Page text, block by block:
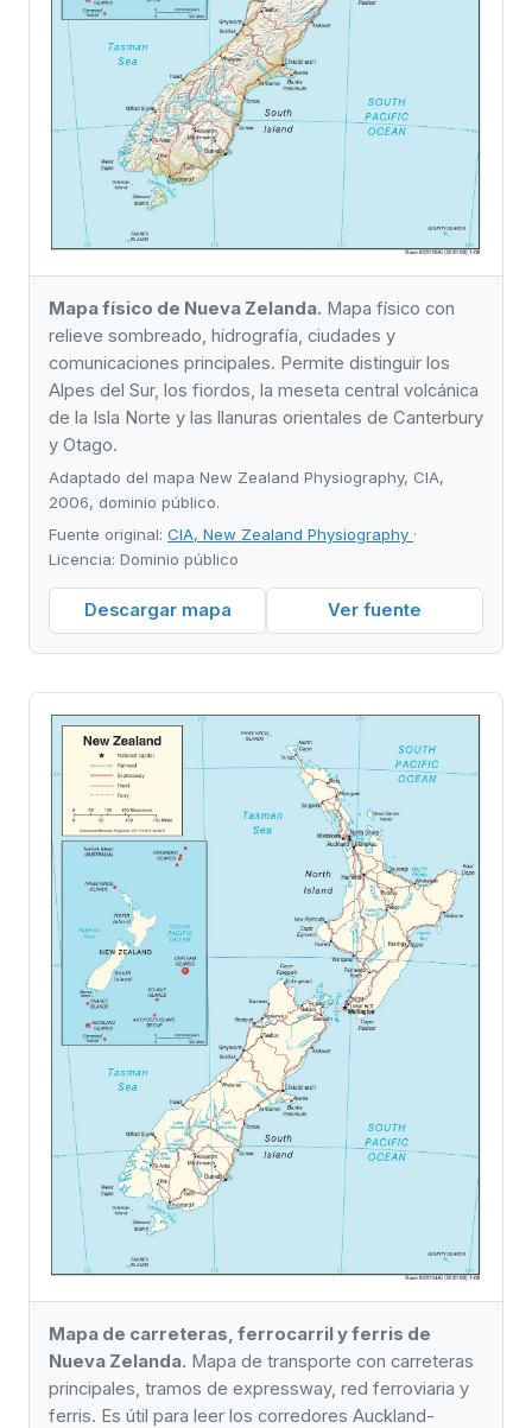
Mapa físico de Nueva Zelanda. Mapa físico con
relieve sombreado, hidrografía, ciudades y
comunicaciones principales. Permite distinguir los
Alpes del Sur, los fiordos, la meseta central volcánica
de la Isla Norte y las llanuras orientales de Canterbury
y Otago.
Adaptado del mapa New Zealand Physiography, CIA,
2006, dominio público.
Fuente original: CIA, New Zealand Physiography ·
Licencia: Dominio público
Descargar mapa Ver fuente
Mapa de carreteras, ferrocarril y ferris de
Nueva Zelanda. Mapa de transporte con carreteras
principales, tramos de expressway, red ferroviaria y
ferris. Es útil para leer los corredores Auckland-